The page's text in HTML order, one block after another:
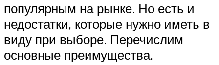
популярным на рынке. Но есть и
недостатки, которые нужно иметь в
виду при выборе. Перечислим
основные преимущества.